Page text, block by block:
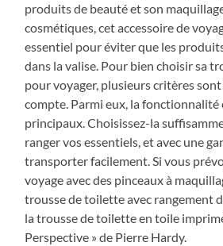
produits de beauté et son
cosmétiques, cet accessoire de
essentiel pour éviter que les
dans la valise. Pour bien choisir sa
pour voyager, plusieurs critères
compte. Parmi eux, la fonctionnalité
principaux. Choisissez-la
ranger vos essentiels, et avec une
transporter facilement. Si vous
voyage avec des pinceaux à
trousse de toilette avec rangement
la trousse de toilette en toile
Perspective » de Pierre Hardy.